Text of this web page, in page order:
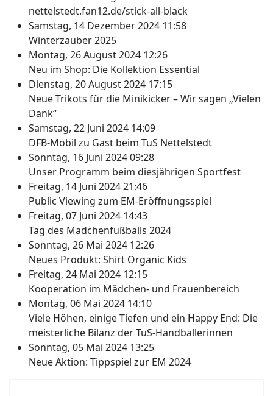
nettelstedt.fan12.de/stick-all-black
Samstag, 14 Dezember 2024 11:58
Winterzauber 2025
Montag, 26 August 2024 12:26
Neu im Shop: Die Kollektion Essential
Dienstag, 20 August 2024 17:15
Neue Trikots für die Minikicker – Wir sagen „Vielen
Dank“
Samstag, 22 Juni 2024 14:09
DFB-Mobil zu Gast beim TuS Nettelstedt
Sonntag, 16 Juni 2024 09:28
Unser Programm beim diesjährigen Sportfest
Freitag, 14 Juni 2024 21:46
Public Viewing zum EM-Eröffnungsspiel
Freitag, 07 Juni 2024 14:43
Tag des Mädchenfußballs 2024
Sonntag, 26 Mai 2024 12:26
Neues Produkt: Shirt Organic Kids
Freitag, 24 Mai 2024 12:15
Kooperation im Mädchen- und Frauenbereich
Montag, 06 Mai 2024 14:10
Viele Höhen, einige Tiefen und ein Happy End: Die
meisterliche Bilanz der TuS-Handballerinnen
Sonntag, 05 Mai 2024 13:25
Neue Aktion: Tippspiel zur EM 2024